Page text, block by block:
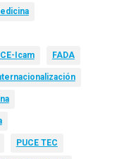
Icam FADA
PUCE TEC